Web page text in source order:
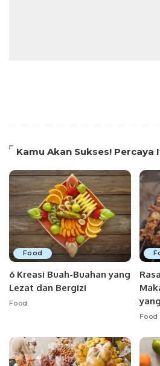
Kamu Akan Sukses! Percaya
Food
6 Kreasi Buah-Buahan yang
Lezat dan Bergizi
Food
Food